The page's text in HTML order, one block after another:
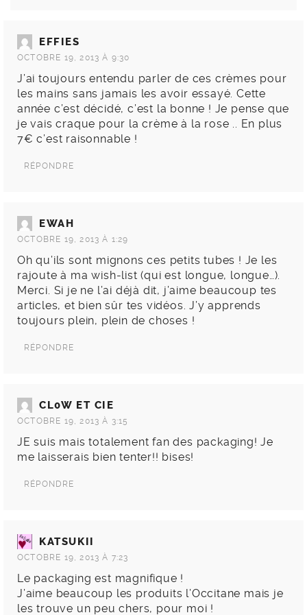
EFFIES
OCTOBRE 19, 2013 À 9:30
J’ai toujours entendu parler de ces crèmes pour
les mains sans jamais les avoir essayé. Cette
année c’est décidé, c’est la bonne ! Je pense que
je vais craque pour la crème à la rose .. En plus
7€ c’est raisonnable !
RÉPONDRE
EWAH
OCTOBRE 19, 2013 À 1:29
Oh qu’ils sont mignons ces petits tubes ! Je les
rajoute à ma wish-list (qui est longue, longue…).
Merci. Si je ne l’ai déjà dit, j’aime beaucoup tes
articles, et bien sûr tes vidéos. J’y apprends
toujours plein, plein de choses !
RÉPONDRE
CL0W ET CIE
OCTOBRE 19, 2013 À 3:15
JE suis mais totalement fan des packaging! Je
me laisserais bien tenter!! bises!
RÉPONDRE
KATSUKII
OCTOBRE 19, 2013 À 7:23
Le packaging est magnifique !
J’aime beaucoup les produits l’Occitane mais je
les trouve un peu chers, pour moi !